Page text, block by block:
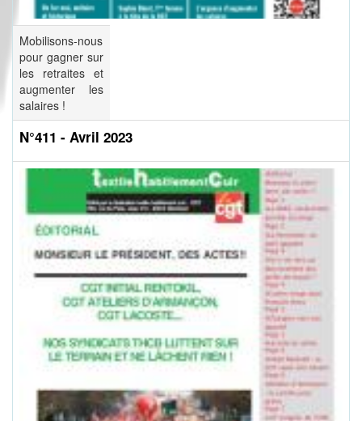
Mobilisons-nous
pour gagner sur
les retraites et
augmenter les
salaires !
N°411 - Avril 2023